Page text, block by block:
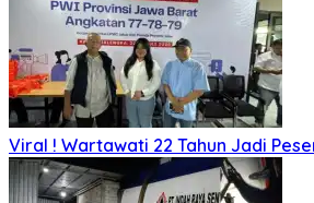
Viral ! Wartawati 22 Tahun Jadi